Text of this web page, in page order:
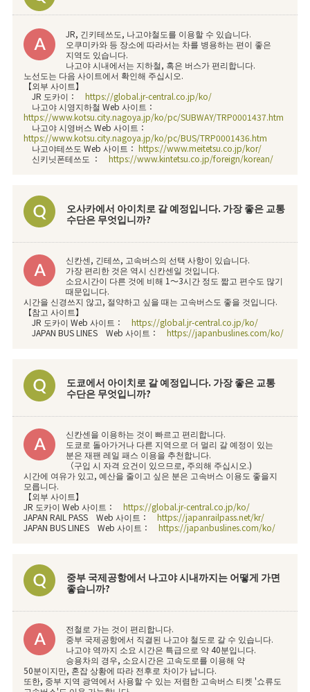
JR, 긴키테쓰도, 나고야철도를 이용할 수 있습니다.
오쿠미카와 등 장소에 따라서는 차를 병용하는 편이 좋은
지역도 있습니다.
나고야 시내에서는 지하철, 혹은 버스가 편리합니다.
노선도는 다음 사이트에서 확인해 주십시오.
【외부 사이트】
JR 도카이：https://global.jr-central.co.jp/ko/
나고야 시영지하철 Web 사이트：
https://www.kotsu.city.nagoya.jp/ko/pc/SUBWAY/TRP0001437.htm
나고야 시영버스 Web 사이트：
https://www.kotsu.city.nagoya.jp/ko/pc/BUS/TRP0001436.htm
나고야테쓰도 Web 사이트：https://www.meitetsu.co.jp/kor/
신키닛폰테쓰도 ：https://www.kintetsu.co.jp/foreign/korean/
오사카에서 아이치로 갈 예정입니다. 가장 좋은 교통
수단은 무엇입니까?
신칸센, 긴테쓰, 고속버스의 선택 사항이 있습니다.
가장 편리한 것은 역시 신칸센일 것입니다.
소요시간이 다른 것에 비해 1～3시간 정도 짧고 편수도 많기
때문입니다.
시간을 신경쓰지 않고, 절약하고 싶을 때는 고속버스도 좋을 것입니다.
【참고 사이트】
JR 도카이 Web 사이트：https://global.jr-central.co.jp/ko/
JAPAN BUS LINES Web 사이트：https://japanbuslines.com/ko/
도쿄에서 아이치로 갈 예정입니다. 가장 좋은 교통
수단은 무엇입니까?
신칸센을 이용하는 것이 빠르고 편리합니다.
도쿄로 돌아가거나 다른 지역으로 더 멀리 갈 예정이 있는
분은 재팬 레일 패스 이용을 추천합니다.
（구입 시 자격 요건이 있으므로, 주의해 주십시오.)
시간에 여유가 있고, 예산을 줄이고 싶은 분은 고속버스 이용도 좋을지
모릅니다.
【외부 사이트】
JR 도카이 Web 사이트：https://global.jr-central.co.jp/ko/
JAPAN RAIL PASS Web 사이트：https://japanrailpass.net/kr/
JAPAN BUS LINES Web 사이트：https://japanbuslines.com/ko/
중부 국제공항에서 나고야 시내까지는 어떻게 가면
좋습니까?
전철로 가는 것이 편리합니다.
중부 국제공항에서 직결된 나고야 철도로 갈 수 있습니다.
나고야 역까지 소요 시간은 특급으로 약 40분입니다.
승용차의 경우, 소요시간은 고속도로를 이용해 약
50분이지만, 혼잡 상황에 따라 전후로 차이가 납니다.
또한, 중부 지역 광역에서 사용할 수 있는 저렴한 고속버스 티켓 '쇼류도